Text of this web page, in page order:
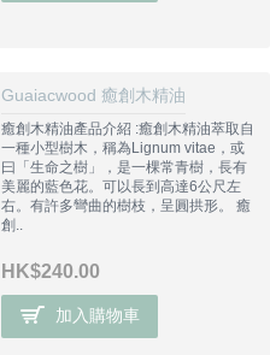
Guaiacwood 癒創木精油
癒創木精油產品介紹 :癒創木精油萃取自
一種小型樹木，稱為Lignum vitae，或
曰「生命之樹」，是一棵常青樹，長有
美麗的藍色花。可以長到高達6公尺左
右。有許多彎曲的樹枝，呈圓拱形。 癒
創..
HK$240.00
加入購物車